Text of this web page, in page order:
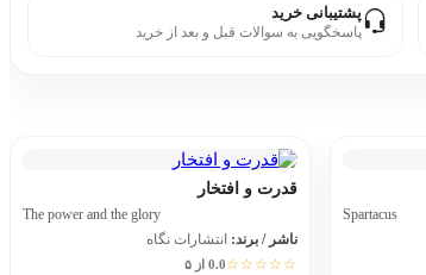
پشتیبانی خرید
پاسخگویی به سوالات قبل و بعد از خرید
Spartacus
قدرت و افتخار
The power and the glory
ناشر / برند: انتشارات نگاه
☆☆☆☆☆0.0 از ۵